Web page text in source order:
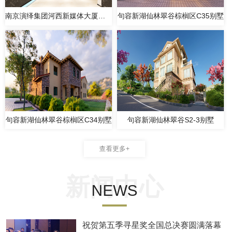
句容新湖仙林翠谷棕榈区C35别墅
句容新湖仙林翠谷棕榈区C34别墅 句容新湖仙林翠谷S2-3别墅
查看更多+
新闻中心
NEWS
祝贺第五季寻星奖全国总决赛圆满落幕